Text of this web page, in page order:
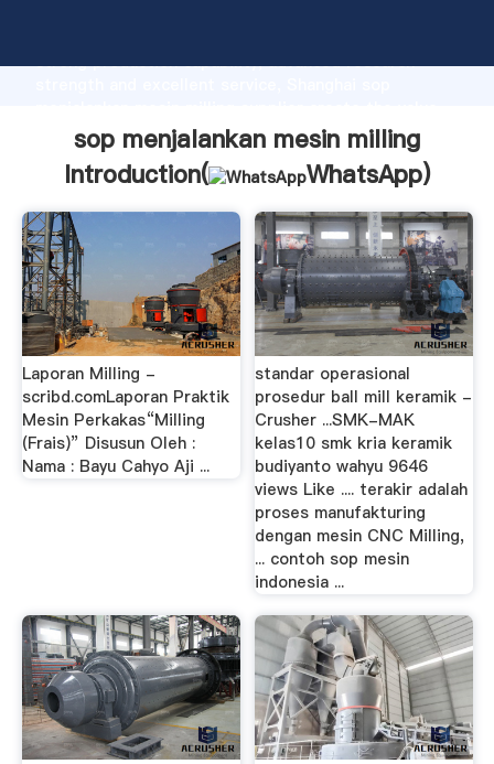
strong production capability, advanced research
and bring values to all of customers.
sop menjalankan mesin milling
Introduction(
WhatsApp)
Laporan Milling -
scribd.comLaporan Praktik
Mesin Perkakas“Milling
(Frais)” Disusun Oleh :
Nama : Bayu Cahyo Aji ...
standar operasional
prosedur ball mill keramik -
Crusher ...SMK-MAK
kelas10 smk kria keramik
budiyanto wahyu 9646
views Like .... terakir adalah
proses manufakturing
dengan mesin CNC Milling,
... contoh sop mesin
indonesia ...